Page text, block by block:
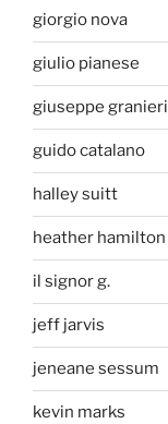
giorgio nova
giulio pianese
giuseppe granieri
guido catalano
halley suitt
heather hamilton
il signor g.
jeff jarvis
jeneane sessum
kevin marks